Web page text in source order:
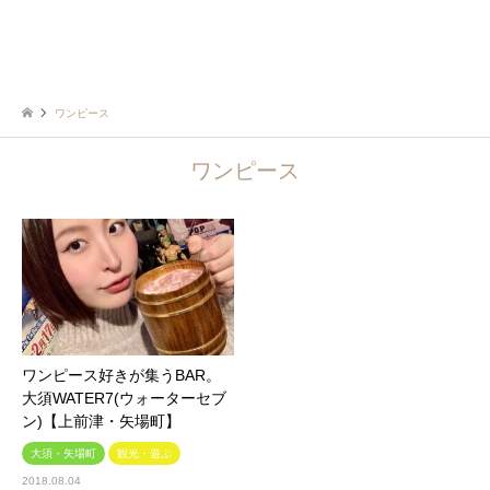
ワンピース
ワンピース
ワンピース好きが集うBAR。
大須WATER7(ウォーターセブ
ン)【上前津・矢場町】
大須・矢場町 観光・遊ぶ
2018.08.04